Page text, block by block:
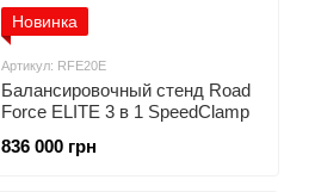
Новинка
Артикул: RFE20E
Балансировочный стенд Road
Force ELITE 3 в 1 SpeedClamp
836 000 грн